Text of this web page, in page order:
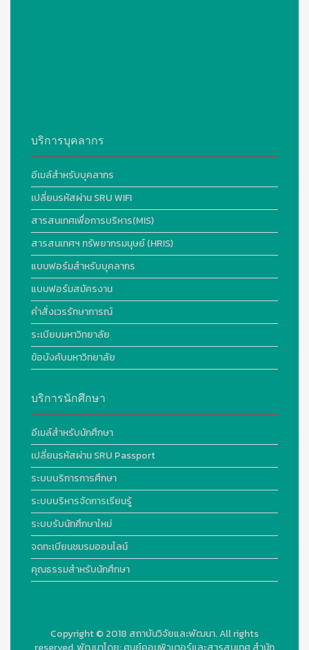
บริการบุคลากร
อีเมล์สำหรับบุคลากร
เปลี่ยนรหัสผ่าน SRU WIFI
สารสนเทศเพื่อการบริหาร(MIS)
สารสนเทศฯ ทรัพยากรมนุษย์ (HRIS)
แบบฟอร์มสำหรับบุคลากร
แบบฟอร์มสมัครงาน
คำสั่งเวรรักษาการณ์
ระเบียบมหาวิทยาลัย
ข้อบังคับมหาวิทยาลัย
บริการนักศึกษา
อีเมล์สำหรับนักศึกษา
เปลี่ยนรหัสผ่าน SRU Passport
ระบบบริการการศึกษา
ระบบบริหารจัดการเรียนรู้
ระบบรับนักศึกษาใหม่
จดทะเบียนชมรมออนไลน์
คุณธรรมสำหรับนักศึกษา
Copyright © 2018 สถาบันวิจัยและพัฒนา. All rights